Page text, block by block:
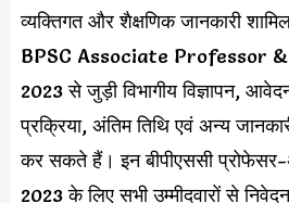
व्यक्तिगत और शैक्षणिक जानकारी
BPSC Associate Professor
2023 से जुड़ी विभागीय विज्ञापन,
प्रक्रिया, अंतिम तिथि एवं अन्य
कर सकते हैं। इन बीपीएससी प्रोफेसर-
2023 के लिए सभी उम्मीदवारों से